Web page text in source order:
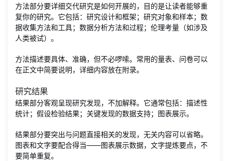
方法部分要详细交代研究是如何开展的，目的是让读者能够重
复你的研究。它包括：研究设计和框架；研究对象和样本；数
据收集方法和工具；数据分析方法和过程；伦理考量（如涉及
人类被试）。
方法描述要具体、准确，但不必啰嗦。常用的量表、问卷可以
在正文中简要说明，详细内容放在附录。
研究结果
结果部分客观呈现研究发现，不加解释。它通常包括：描述性
统计；假设检验结果；关键发现的数据支持；图表展示。
结果部分要突出与问题直接相关的发现，无关内容可以省略。
图表和文字要配合得当——图表展示数据，文字提炼要点，不
要简单重复。